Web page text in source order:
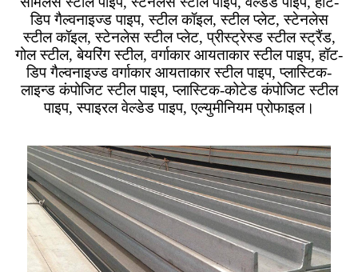
डिप गैल्वनाइज्ड पाइप, स्टील कॉइल, स्टील प्लेट, स्टेनलेस
स्टील कॉइल, स्टेनलेस स्टील प्लेट, प्रीस्ट्रेस्ड स्टील स्ट्रैंड,
गोल स्टील, बेयरिंग स्टील, वर्गाकार आयताकार स्टील पाइप, हॉट-
डिप गैल्वनाइज्ड वर्गाकार आयताकार स्टील पाइप, प्लास्टिक-
लाइन्ड कंपोजिट स्टील पाइप, प्लास्टिक-कोटेड कंपोजिट स्टील
पाइप, स्पाइरल वेल्डेड पाइप, एल्युमीनियम प्रोफाइल।